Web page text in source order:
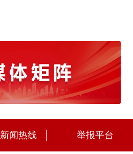
新闻热线 举报平台